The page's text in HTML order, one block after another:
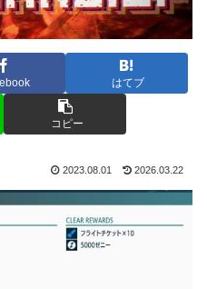
はてブ
コピー
2023.08.01 2026.03.22